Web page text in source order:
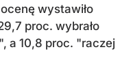
wystawiło
proc. wybrało
a 10,8 proc. "raczej